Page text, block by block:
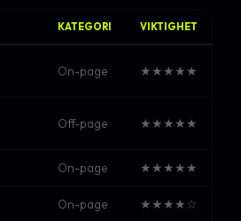
KATEGORI VIKTIGHET
On-page ★★★★★
Off-page ★★★★★
On-page ★★★★★
On-page ★★★★☆